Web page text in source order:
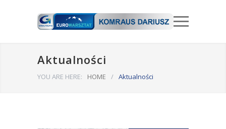
Aktualności
YOU ARE HERE: HOME / Aktualności